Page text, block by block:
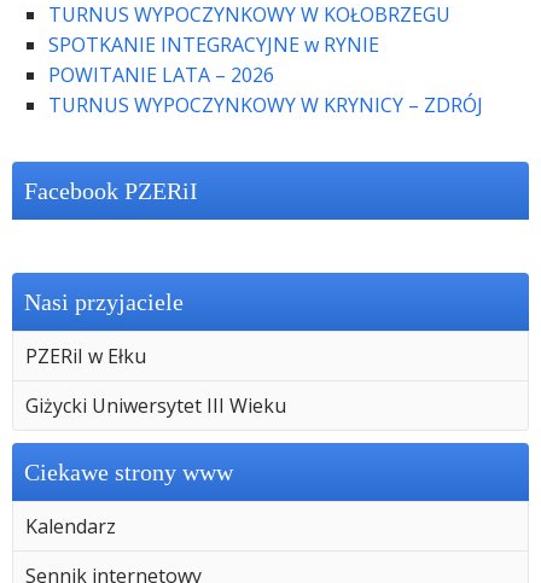
TURNUS WYPOCZYNKOWY W KOŁOBRZEGU
SPOTKANIE INTEGRACYJNE w RYNIE
POWITANIE LATA – 2026
TURNUS WYPOCZYNKOWY W KRYNICY – ZDRÓJ
Facebook PZERiI
Nasi przyjaciele
PZERiI w Ełku
Giżycki Uniwersytet III Wieku
Ciekawe strony www
Kalendarz
Sennik internetowy